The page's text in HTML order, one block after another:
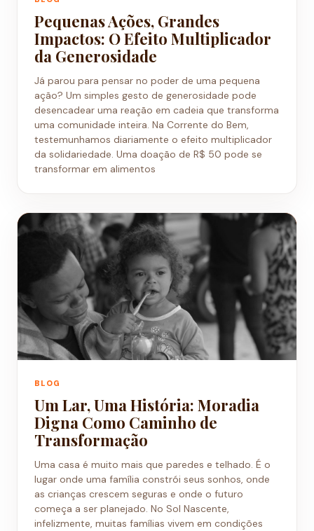
Pequenas Ações, Grandes
Impactos: O Efeito Multiplicador
da Generosidade
Já parou para pensar no poder de uma pequena
ação? Um simples gesto de generosidade pode
desencadear uma reação em cadeia que transforma
uma comunidade inteira. Na Corrente do Bem,
testemunhamos diariamente o efeito multiplicador
da solidariedade. Uma doação de R$ 50 pode se
transformar em alimentos
BLOG
Um Lar, Uma História: Moradia
Digna Como Caminho de
Transformação
Uma casa é muito mais que paredes e telhado. É o
lugar onde uma família constrói seus sonhos, onde
as crianças crescem seguras e onde o futuro
começa a ser planejado. No Sol Nascente,
infelizmente, muitas famílias vivem em condições